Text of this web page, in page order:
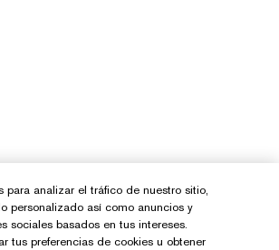
para analizar el tráfico de nuestro sitio,
personalizado así como anuncios y
sociales basados en tus intereses.
tus preferencias de cookies u obtener